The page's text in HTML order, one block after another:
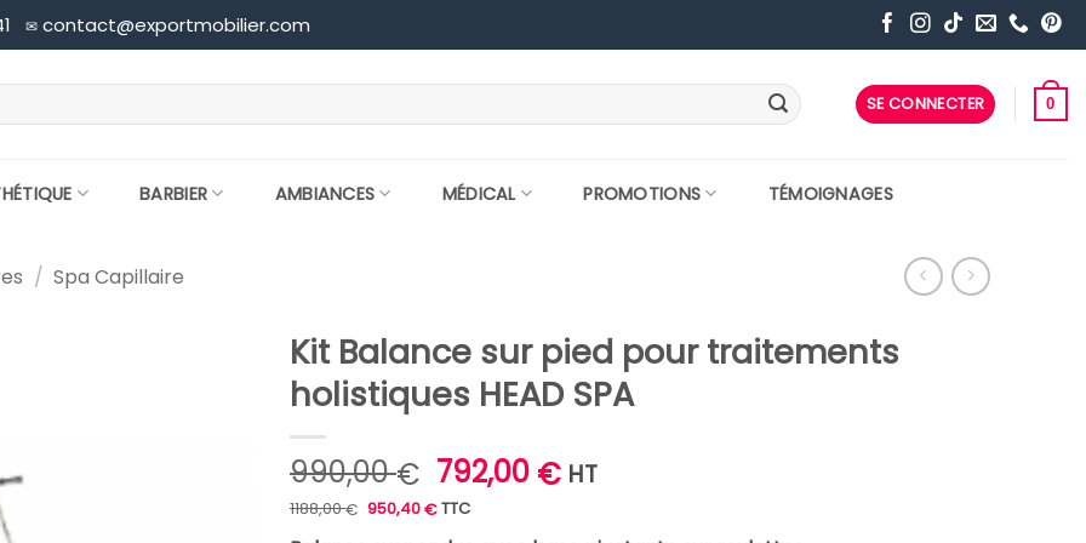
✉ contact@exportmobilier.com
SE CONNECTER 0
BARBIER AMBIANCES MÉDICAL PROMOTIONS TÉMOIGNAGES
/ Spa Capillaire
Kit Balance sur pied pour traitements
holistiques HEAD SPA
990,00€ Le
prix
initial
792,00 €Le
actuel
HT
1188,00€
Le
prix
950,40€
Le
prix
TTC